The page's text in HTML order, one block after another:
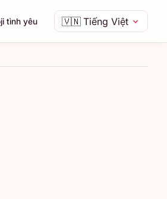
🇻🇳 Tiếng Việt
tình yêu